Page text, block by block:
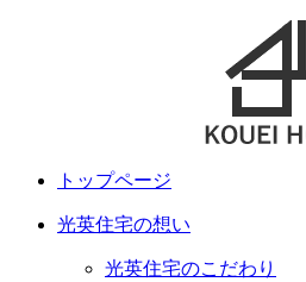
トップページ
光英住宅の想い
光英住宅のこだわり